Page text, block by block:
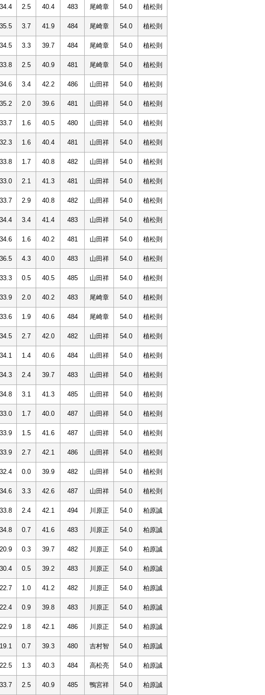
2.5 40.4 483 尾崎章 54.0 植松則
3.7 41.9 484 尾崎章 54.0 植松則
3.3 39.7 484 尾崎章 54.0 植松則
2.5 40.9 481 尾崎章 54.0 植松則
3.4 42.2 486 山田祥 54.0 植松則
2.0 39.6 481 山田祥 54.0 植松則
1.6 40.5 480 山田祥 54.0 植松則
1.6 40.4 481 山田祥 54.0 植松則
1.7 40.8 482 山田祥 54.0 植松則
2.1 41.3 481 山田祥 54.0 植松則
2.9 40.8 482 山田祥 54.0 植松則
3.4 41.4 483 山田祥 54.0 植松則
1.6 40.2 481 山田祥 54.0 植松則
4.3 40.0 483 山田祥 54.0 植松則
0.5 40.5 485 山田祥 54.0 植松則
2.0 40.2 483 尾崎章 54.0 植松則
1.9 40.6 484 尾崎章 54.0 植松則
2.7 42.0 482 山田祥 54.0 植松則
1.4 40.6 484 山田祥 54.0 植松則
2.4 39.7 483 山田祥 54.0 植松則
3.1 41.3 485 山田祥 54.0 植松則
1.7 40.0 487 山田祥 54.0 植松則
1.5 41.6 487 山田祥 54.0 植松則
2.7 42.1 486 山田祥 54.0 植松則
0.0 39.9 482 山田祥 54.0 植松則
3.3 42.6 487 山田祥 54.0 植松則
2.4 42.1 494 川原正 54.0 柏原誠
0.7 41.6 483 川原正 54.0 柏原誠
0.3 39.7 482 川原正 54.0 柏原誠
0.5 39.2 483 川原正 54.0 柏原誠
1.0 41.2 482 川原正 54.0 柏原誠
0.9 39.8 483 川原正 54.0 柏原誠
1.8 42.1 486 川原正 54.0 柏原誠
0.7 39.3 480 吉村智 54.0 柏原誠
1.3 40.3 484 高松亮 54.0 柏原誠
2.5 40.9 485 鴨宮祥 54.0 柏原誠